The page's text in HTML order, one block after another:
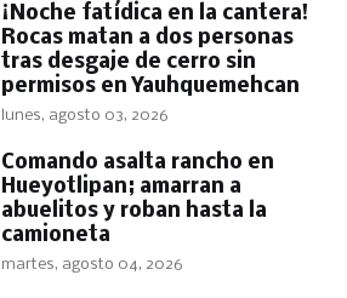
​¡Noche fatídica en la cantera!
Rocas matan a dos personas
tras desgaje de cerro sin
permisos en Yauhquemehcan
lunes, agosto 03, 2026
Comando asalta rancho en
Hueyotlipan; amarran a
abuelitos y roban hasta la
camioneta
martes, agosto 04, 2026